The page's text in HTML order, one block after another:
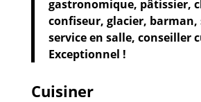
gastronomique, pâtissier,
confiseur, glacier, barman,
service en salle, conseiller
Exceptionnel !
Cuisiner